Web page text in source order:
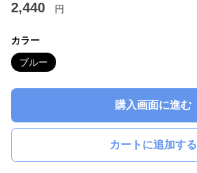
2,440 円
カラー
ブルー
購入画面に進む
カートに追加する